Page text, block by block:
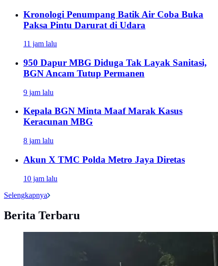
Kronologi Penumpang Batik Air Coba Buka
Paksa Pintu Darurat di Udara
11 jam lalu
950 Dapur MBG Diduga Tak Layak Sanitasi,
BGN Ancam Tutup Permanen
9 jam lalu
Kepala BGN Minta Maaf Marak Kasus
Keracunan MBG
8 jam lalu
Akun X TMC Polda Metro Jaya Diretas
10 jam lalu
Selengkapnya
Berita Terbaru